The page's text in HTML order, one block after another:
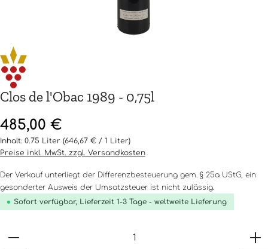
Clos de l'Obac 1989 - 0,75l
Regulärer Preis:
485,00 €
Inhalt: 0.75 Liter (646,67 € / 1 Liter)
Preise inkl. MwSt. zzgl. Versandkosten
Der Verkauf unterliegt der Differenzbesteuerung gem. § 25a UStG, ein
gesonderter Ausweis der Umsatzsteuer ist nicht zulässig.
Sofort verfügbar, Lieferzeit 1-3 Tage - weltweite Lieferung
Produkt Anzahl: Gib den gewünschten Wert